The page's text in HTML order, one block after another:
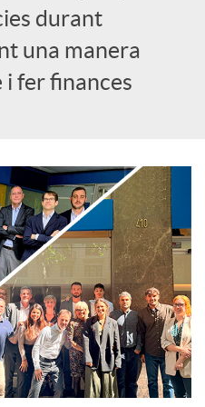
durant
una manera
i fer finances